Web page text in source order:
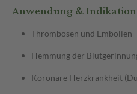
Anwendung & Indikation
Thrombosen und Embolien
Hemmung der
Koronare Herzkrankheit